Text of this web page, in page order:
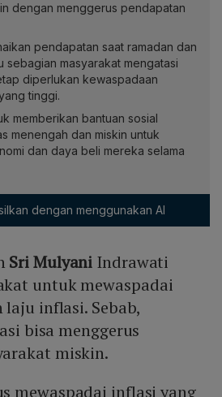
dengan menggerus pendapatan
pendapatan saat ramadan dan
sebagian masyarakat mengatasi
diperlukan kewaspadaan
tinggi.
memberikan bantuan sosial
menengah dan miskin untuk
dan daya beli mereka selama
dengan menggunakan AI
Sri Mulyani Indrawati
untuk mewaspadai
inflasi. Sebab,
bisa menggerus
miskin.
mewaspadai inflasi yang